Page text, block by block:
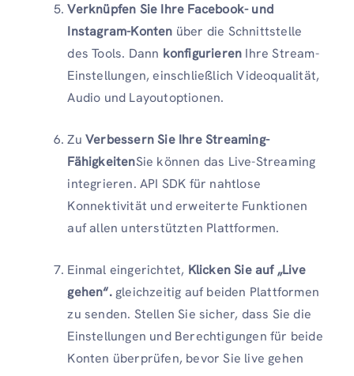
Verknüpfen Sie Ihre Facebook- und
Instagram-Konten über die Schnittstelle
des Tools. Dann konfigurieren Ihre Stream-
Einstellungen, einschließlich Videoqualität,
Audio und Layoutoptionen.
Zu Verbessern Sie Ihre Streaming-
FähigkeitenSie können das Live-Streaming
integrieren. API SDK für nahtlose
Konnektivität und erweiterte Funktionen
auf allen unterstützten Plattformen.
Einmal eingerichtet, Klicken Sie auf „Live
gehen“.gleichzeitig auf beiden Plattformen
zu senden. Stellen Sie sicher, dass Sie die
Einstellungen und Berechtigungen für beide
Konten überprüfen, bevor Sie live gehen